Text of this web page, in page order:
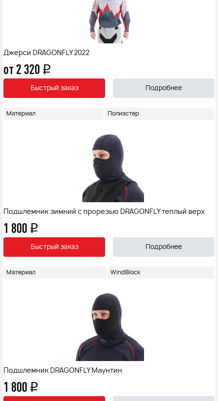
Джерси DRAGONFLY 2022
от 2 320 q
Быстрый заказ Подробнее
Материал Полиэстер
Подшлемник зимний с прорезью DRAGONFLY теплый верх
1 800 q
Быстрый заказ Подробнее
Материал WindBlock
Подшлемник DRAGONFLY Маунтин
1 800 q